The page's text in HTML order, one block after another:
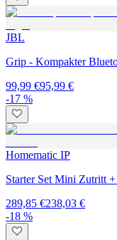
JBL
Grip - Kompakter
99,99 €95,99 €
-17 %
Homematic IP
Starter Set Mini Zutritt
289,85 €238,03 €
-18 %